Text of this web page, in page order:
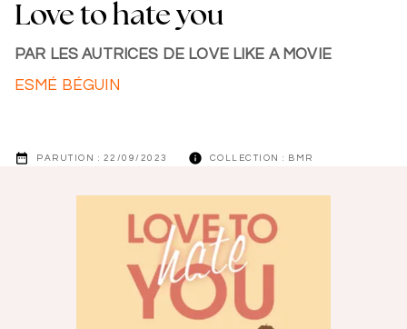
Love to hate you
PAR LES AUTRICES DE LOVE LIKE A MOVIE
ESMÉ BÉGUIN
date_range PARUTION : 22/09/2023 info COLLECTION : BMR